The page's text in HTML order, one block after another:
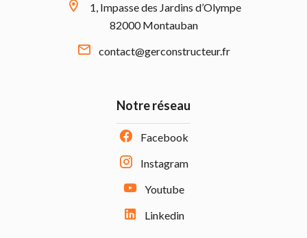
1, Impasse des Jardins d’Olympe
82000 Montauban
contact@gerconstructeur.fr
Notre réseau
Facebook
Instagram
Youtube
Linkedin